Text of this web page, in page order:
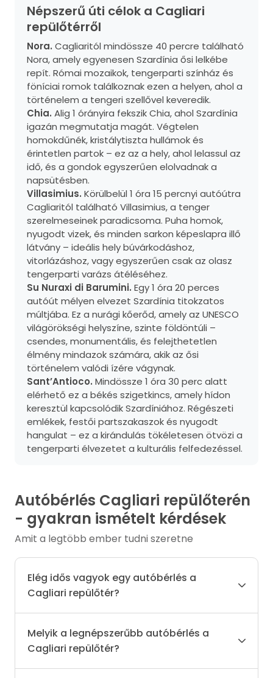
Népszerű úti célok a Cagliari
repülőtérről
Nora. Cagliaritól mindössze 40 percre található
Nora, amely egyenesen Szardínia ősi lelkébe
repít. Római mozaikok, tengerparti színház és
föníciai romok találkoznak ezen a helyen, ahol a
történelem a tengeri szellővel keveredik.
Chia. Alig 1 órányira fekszik Chia, ahol Szardínia
igazán megmutatja magát. Végtelen
homokdűnék, kristálytiszta hullámok és
érintetlen partok – ez az a hely, ahol lelassul az
idő, és a gondok egyszerűen elolvadnak a
napsütésben.
Villasimius. Körülbelül 1 óra 15 percnyi autóútra
Cagliaritól található Villasimius, a tenger
szerelmeseinek paradicsoma. Puha homok,
nyugodt vizek, és minden sarkon képeslapra illő
látvány – ideális hely búvárkodáshoz,
vitorlázáshoz, vagy egyszerűen csak az olasz
tengerparti varázs átéléséhez.
Su Nuraxi di Barumini. Egy 1 óra 20 perces
autóút mélyen elvezet Szardínia titokzatos
múltjába. Ez a nurági kőerőd, amely az UNESCO
világörökségi helyszíne, szinte földöntúli –
csendes, monumentális, és felejthetetlen
élmény mindazok számára, akik az ősi
történelem valódi ízére vágynak.
Sant’Antioco. Mindössze 1 óra 30 perc alatt
elérhető ez a békés szigetkincs, amely hídon
keresztül kapcsolódik Szardíniához. Régészeti
emlékek, festői partszakaszok és nyugodt
hangulat – ez a kirándulás tökéletesen ötvözi a
tengerparti élvezetet a kulturális felfedezéssel.
Autóbérlés Cagliari repülőterén
- gyakran ismételt kérdések
Amit a legtöbb ember tudni szeretne
Elég idős vagyok egy autóbérlés a
Cagliari repülőtér?
Melyik a legnépszerűbb autóbérlés a
Cagliari repülőtér?